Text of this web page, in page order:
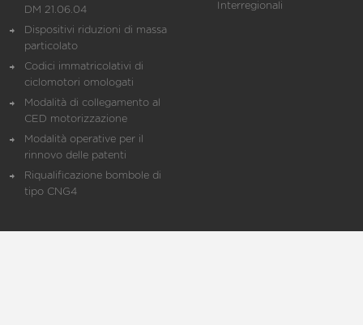
DM 21.06.04
Dispositivi riduzioni di massa
particolato
Codici immatricolativi di
ciclomotori omologati
Modalità di collegamento al
CED motorizzazione
Modalità operative per il
rinnovo delle patenti
Riqualificazione bombole di
tipo CNG4
Interregionali